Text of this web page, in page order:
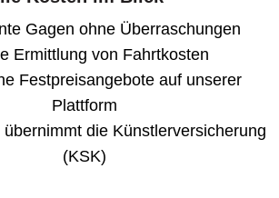
Gagen ohne Überraschungen
Ermittlung von Fahrtkosten
Festpreisangebote auf unserer
Plattform
die Künstlerversicherung
(KSK)